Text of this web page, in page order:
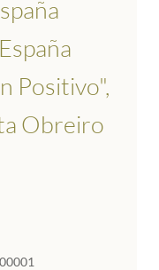
Positivo",
Obreiro